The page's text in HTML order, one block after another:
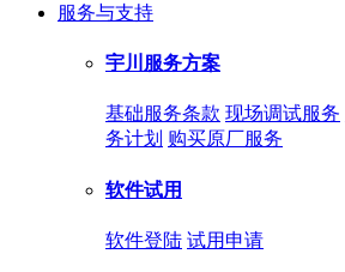
服务与支持
宇川服务方案
基础服务条款 现场调试服务
务计划 购买原厂服务
软件试用
软件登陆 试用申请